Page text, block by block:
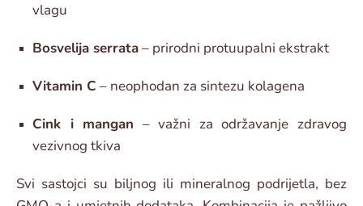
vlagu
Bosvelija serrata– prirodni protuupalni ekstrakt
Vitamin C – neophodan za sintezu kolagena
Cink i mangan – važni za održavanje zdravog
vezivnog tkiva
Svi sastojci su biljnog ili mineralnog podrijetla, bez